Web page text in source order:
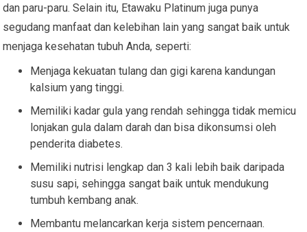
dan paru-paru. Selain itu, Etawaku Platinum juga punya
segudang manfaat dan kelebihan lain yang sangat baik untuk
menjaga kesehatan tubuh Anda, seperti:
Menjaga kekuatan tulang dan gigi karena kandungan
kalsium yang tinggi.
Memiliki kadar gula yang rendah sehingga tidak memicu
lonjakan gula dalam darah dan bisa dikonsumsi oleh
penderita diabetes.
Memiliki nutrisi lengkap dan 3 kali lebih baik daripada
susu sapi, sehingga sangat baik untuk mendukung
tumbuh kembang anak.
Membantu melancarkan kerja sistem pencernaan.